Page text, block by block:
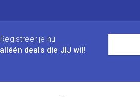
Registreer je nu
alléén deals die JIJ wil !